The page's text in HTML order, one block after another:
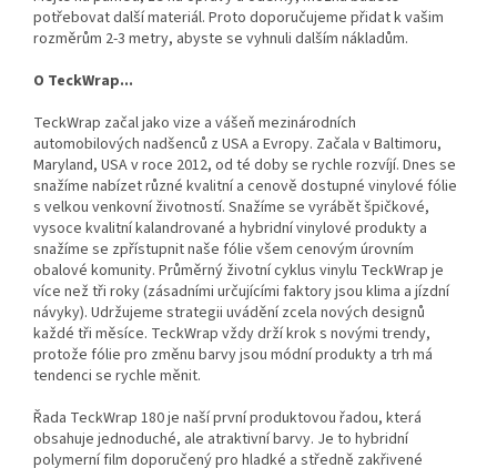
potřebovat další materiál. Proto doporučujeme přidat k vašim
rozměrům 2-3 metry, abyste se vyhnuli dalším nákladům.
O TeckWrap...
TeckWrap začal jako vize a vášeň mezinárodních
automobilových nadšenců z USA a Evropy. Začala v Baltimoru,
Maryland, USA v roce 2012, od té doby se rychle rozvíjí. Dnes se
snažíme nabízet různé kvalitní a cenově dostupné vinylové fólie
s velkou venkovní životností. Snažíme se vyrábět špičkové,
vysoce kvalitní kalandrované a hybridní vinylové produkty a
snažíme se zpřístupnit naše fólie všem cenovým úrovním
obalové komunity. Průměrný životní cyklus vinylu TeckWrap je
více než tři roky (zásadními určujícími faktory jsou klima a jízdní
návyky). Udržujeme strategii uvádění zcela nových designů
každé tři měsíce. TeckWrap vždy drží krok s novými trendy,
protože fólie pro změnu barvy jsou módní produkty a trh má
tendenci se rychle měnit.
Řada TeckWrap 180 je naší první produktovou řadou, která
obsahuje jednoduché, ale atraktivní barvy. Je to hybridní
polymerní film doporučený pro hladké a středně zakřivené